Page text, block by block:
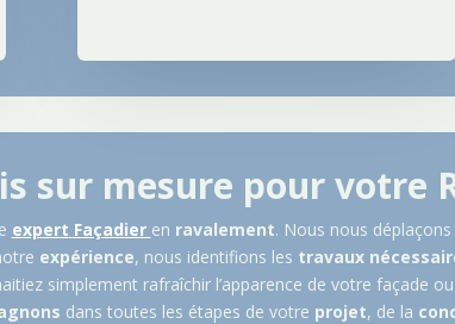
sur mesure pour votre
expert Façadier en ravalement. Nous nous
expérience, nous identifions les travaux
simplement rafraîchir l’apparence de votre façade
dans toutes les étapes de votre projet, de la